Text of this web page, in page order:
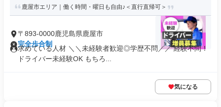
鹿屋市エリア｜働く時間・曜日も自由♪＜直行直帰可＞
〒893-0000鹿児島県鹿屋市
完全歩合制
求めている人材 ＼＼未経験者歓迎◎学歴不問／／ 経験不問！
ドライバー未経験OK もちろ...
気になる